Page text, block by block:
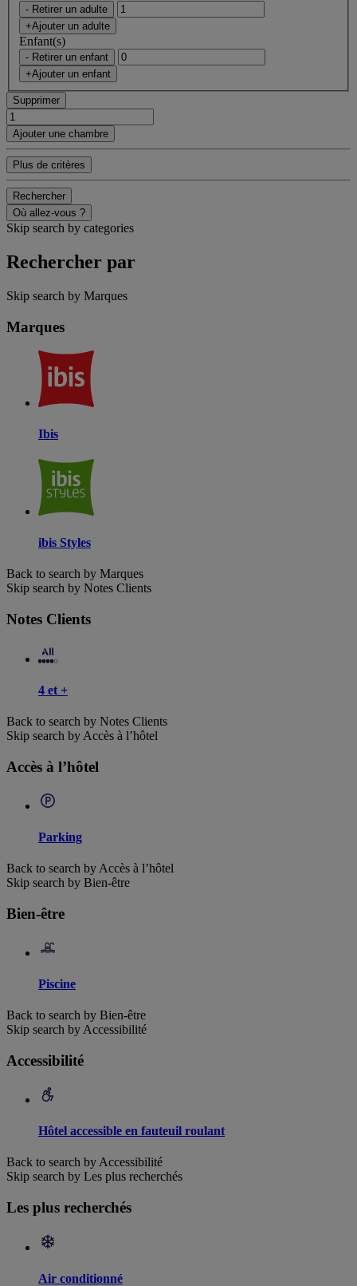
- Retirer un adulte
+Ajouter un adulte
Enfant(s)
- Retirer un enfant
+Ajouter un enfant
Supprimer
Ajouter une chambre
Plus de critères
Rechercher
Où allez-vous ?
Skip search by categories
Rechercher par
Skip search by Marques
Marques
Ibis
ibis Styles
Back to search by Marques
Skip search by Notes Clients
Notes Clients
4 et +
Back to search by Notes Clients
Skip search by Accès à l’hôtel
Accès à l’hôtel
Parking
Back to search by Accès à l’hôtel
Skip search by Bien-être
Bien-être
Piscine
Back to search by Bien-être
Skip search by Accessibilité
Accessibilité
Hôtel accessible en fauteuil roulant
Back to search by Accessibilité
Skip search by Les plus recherchés
Les plus recherchés
Air conditionné